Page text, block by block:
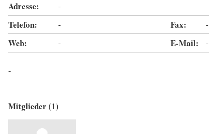
Adresse: -
Telefon: - Fax: -
Web: - E-Mail: -
-
Mitglieder (1)